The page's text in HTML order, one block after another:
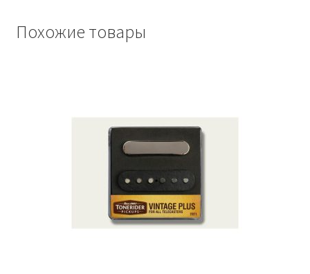
Guitar
Похожие товары